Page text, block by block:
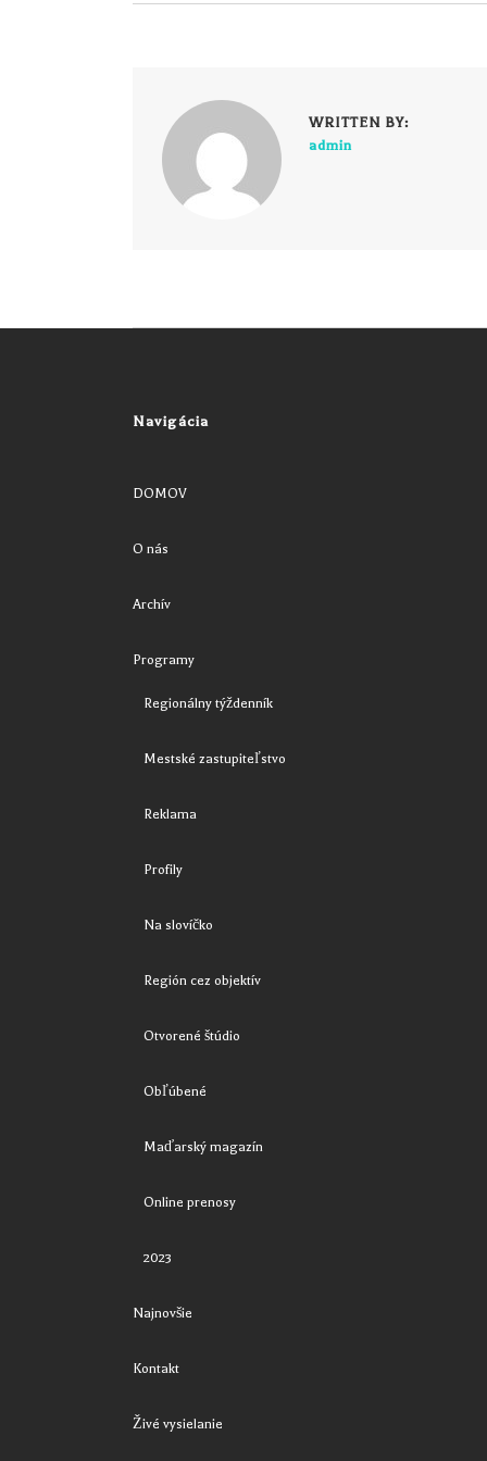
WRITTEN BY:
admin
Navigácia
DOMOV
O nás
Archív
Programy
Regionálny týždenník
Mestské zastupiteľstvo
Reklama
Profily
Na slovíčko
Región cez objektív
Otvorené štúdio
Obľúbené
Maďarský magazín
Online prenosy
2023
Najnovšie
Kontakt
Živé vysielanie